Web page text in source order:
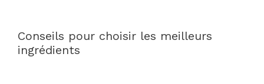
Conseils pour choisir les meilleurs
ingrédients